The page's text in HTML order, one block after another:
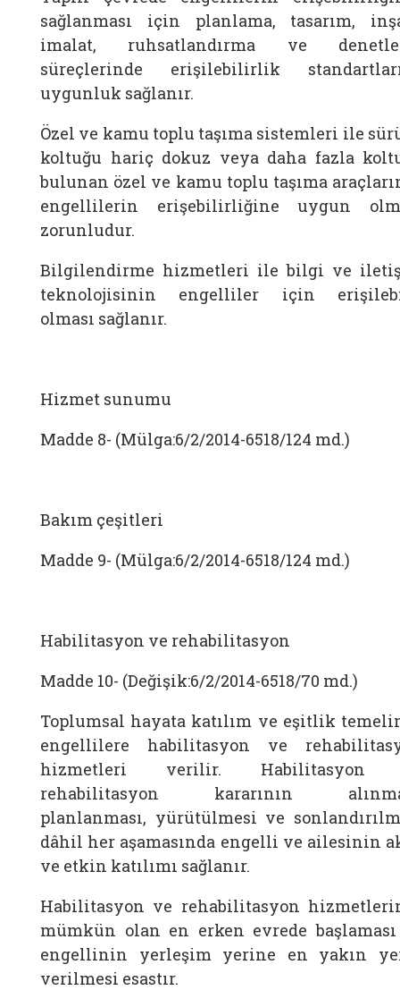
sağlanması için planlama, tasarım,
imalat, ruhsatlandırma ve
süreçlerinde erişilebilirlik
uygunluk sağlanır.
Özel ve kamu toplu taşıma sistemleri ile
koltuğu hariç dokuz veya daha fazla
bulunan özel ve kamu toplu taşıma
engellilerin erişebilirliğine uygun
zorunludur.
Bilgilendirme hizmetleri ile bilgi ve
teknolojisinin engelliler için
olması sağlanır.
Hizmet sunumu
Madde 8- (Mülga:6/2/2014-6518/124 md.)
Bakım çeşitleri
Madde 9- (Mülga:6/2/2014-6518/124 md.)
Habilitasyon ve rehabilitasyon
Madde 10- (Değişik:6/2/2014-6518/70 md.)
Toplumsal hayata katılım ve eşitlik
engellilere habilitasyon ve
hizmetleri verilir. Habilitasyon
rehabilitasyon kararının
planlanması, yürütülmesi ve
dâhil her aşamasında engelli ve ailesinin
ve etkin katılımı sağlanır.
Habilitasyon ve rehabilitasyon
mümkün olan en erken evrede
engellinin yerleşim yerine en yakın
verilmesi esastır.